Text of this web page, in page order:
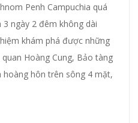
Penh Campuchia quá
ngày 2 đêm không dài
khám phá được những
Hoàng Cung, Bảo tàng
hoàng hôn trên sông 4 mặt,